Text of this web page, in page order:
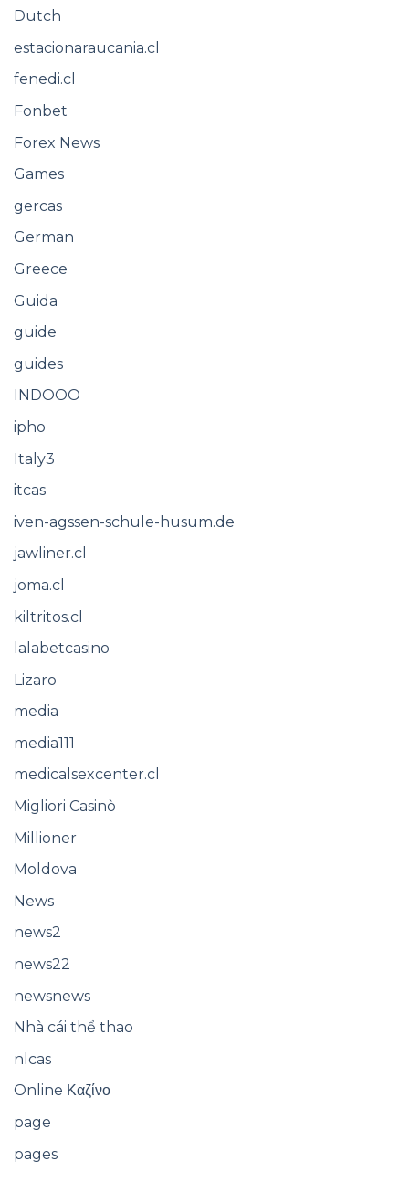
Dutch
estacionaraucania.cl
fenedi.cl
Fonbet
Forex News
Games
gercas
German
Greece
Guida
guide
guides
INDOOO
ipho
Italy3
itcas
iven-agssen-schule-husum.de
jawliner.cl
joma.cl
kiltritos.cl
lalabetcasino
Lizaro
media
media111
medicalsexcenter.cl
Migliori Casinò
Millioner
Moldova
News
news2
news22
newsnews
Nhà cái thể thao
nlcas
Online Καζίνο
page
pages